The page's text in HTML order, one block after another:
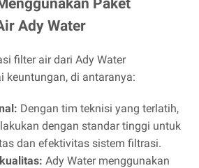
Ady Water
filter air dari Ady Water
keuntungan, di antaranya:
Dengan tim teknisi yang terlatih,
dengan standar tinggi untuk
dan efektivitas sistem filtrasi.
Ady Water menggunakan